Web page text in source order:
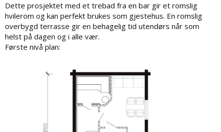
Dette prosjektet med et trebad fra en bar gir et romslig
hvilerom og kan perfekt brukes som gjestehus. En romslig
overbygd terrasse gir en behagelig tid utendørs når som
helst på dagen og i alle vær.
Første nivå plan: